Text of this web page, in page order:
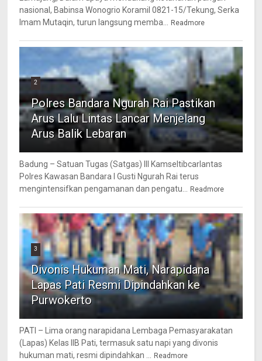
nasional, Babinsa Wonogrio Koramil 0821-15/Tekung, Serka
Imam Mutaqin, turun langsung memba...
Readmore
2
Polres Bandara Ngurah Rai Pastikan
Arus Lalu Lintas Lancar Menjelang
Arus Balik Lebaran
Badung – Satuan Tugas (Satgas) III Kamseltibcarlantas
Polres Kawasan Bandara I Gusti Ngurah Rai terus
mengintensifkan pengamanan dan pengatu...
Readmore
3
Divonis Hukuman Mati, Narapidana
Lapas Pati Resmi Dipindahkan ke
Purwokerto
PATI – Lima orang narapidana Lembaga Pemasyarakatan
(Lapas) Kelas IIB Pati, termasuk satu napi yang divonis
hukuman mati, resmi dipindahkan ...
Readmore